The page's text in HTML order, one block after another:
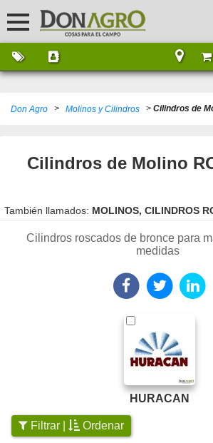
Don Agro > Molinos y Cilindros > Cilindros de
Cilindros de Molino
También llamados: MOLINOS, CILINDROS
Cilindros roscados de bronce para
medidas
HURACAN
Filtrar | Ordenar